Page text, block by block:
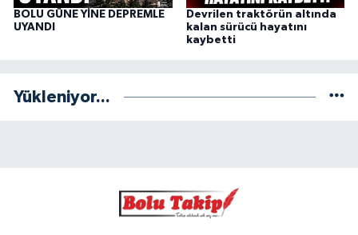
BOLU GÜNE YİNE DEPREMLE
UYANDI
Devrilen traktörün altında
kalan sürücü hayatını
kaybetti
Yükleniyor...